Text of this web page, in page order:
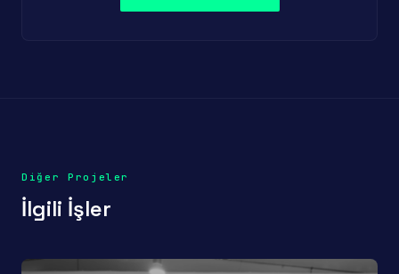
Diğer Projeler
İlgili İşler